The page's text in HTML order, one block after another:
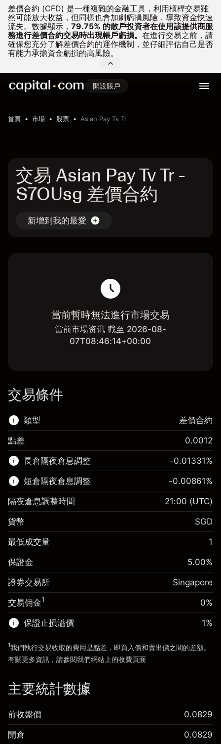
差價合約 (CFD) 是一種複雜的金融工具，利用槓桿交易雖
然可能放大收益，但同樣也會加劇虧損風險，導致資金快速
流失。 數據顯示， 79.75% 的散戶投資者在使用該提供商服
務進行差價合約交易時出現帳戶虧損。 在進行交易之前，請
確保您充分了解差價合約的運作機制，並仔細評估自己是否
有能力承擔資金虧損的高風險。
開設賬戶
首頁 市場 股票 Asian Pay Tv Tr
交易 Asian Pay Tv Tr -
S7OUsg 差價合約
新增到我的最愛
當前暫時無法進行市場交易
當前市場资讯 截至 2026-08-
07T08:46:14+00:00
交易條件
類型
該金融市場可進行差價合約交易。
了解更多：
差價合約
差價合約
點差 0.0012
長倉隔夜倉息調整
保證金。您的投資
SGD 1,000.00
隔夜倉息
-0.013311%
(-SGD 2.66)
使用杠杆的交易規模（大約值）SGD 20,000.00
來自杠杆的資金 - 美元（大約值）
SGD 19,000.00
前往平台
-0.01331%
短倉隔夜倉息調整
保證金。您的投資
SGD 1,000.00
隔夜倉息
來自頭寸全值的費用
-0.008607%
(-SGD 1.72)
使用杠杆的交易規模（大約值）SGD 20,000.00
來自杠杆的資金 - 美元（大約值）
SGD 19,000.00
前往平台
-0.00861%
隔夜倉息調整時間 21:00 (UTC)
貨幣 SGD
最低成交量 1
保證金 5.00%
證券交易所 Singapore
交易佣金1 0%
保證止損溢價 1%
1我們執行交易收取的費用是點差，即買入價和賣出價之間的差額。
有關更多資訊，請參閱我們網站上的收費頁面
主要統計數據
前收盤價 0.0829
開倉 0.0829